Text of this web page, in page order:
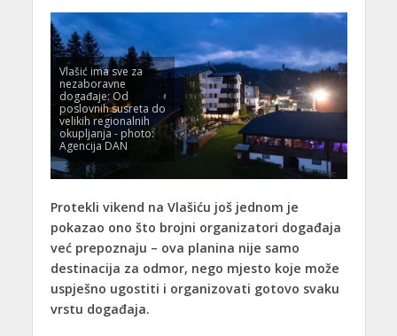
Vlašić ima sve za
nezaboravne
događaje: Od
poslovnih susreta do
velikih regionalnih
okupljanja - photo:
Agencija DAN
Protekli vikend na Vlašiću još jednom je
pokazao ono što brojni organizatori događaja
već prepoznaju – ova planina nije samo
destinacija za odmor, nego mjesto koje može
uspješno ugostiti i organizovati gotovo svaku
vrstu događaja.